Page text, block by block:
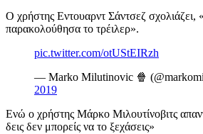
Ο χρήστης Εντουαρντ Σάντσεζ
παρακολούθησα το τρέιλερ».
pic.twitter.com/otUStEIRzh
— Marko Milutinovic 🍿
2019
Ενώ ο χρήστης Μάρκο Μιλουτίνοβιτς
δεις δεν μπορείς να το ξεχάσεις»